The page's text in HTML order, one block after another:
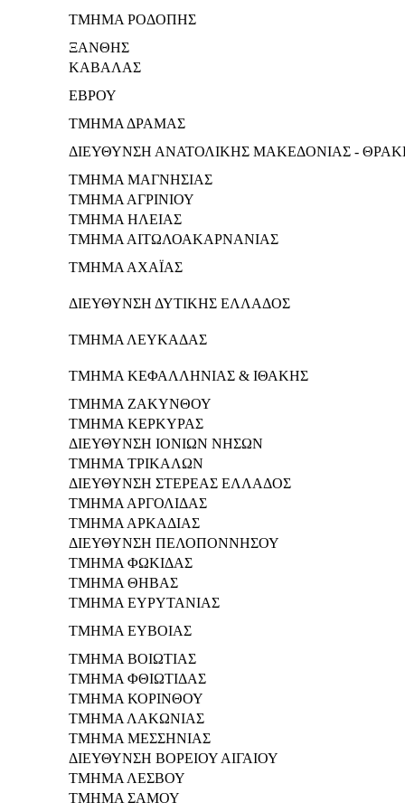
ΤΜΗΜΑ ΡΟΔΟΠΗΣ
ΞΑΝΘΗΣ
ΚΑΒΑΛΑΣ
ΕΒΡΟΥ
ΤΜΗΜΑ ΔΡΑΜΑΣ
ΔΙΕΥΘΥΝΣΗ ΑΝΑΤΟΛΙΚΗΣ ΜΑΚΕΔΟΝΙΑΣ -
ΤΜΗΜΑ ΜΑΓΝΗΣΙΑΣ
ΤΜΗΜΑ ΑΓΡΙΝΙΟΥ
ΤΜΗΜΑ ΗΛΕΙΑΣ
ΤΜΗΜΑ ΑΙΤΩΛΟΑΚΑΡΝΑΝΙΑΣ
ΤΜΗΜΑ ΑΧΑΪΑΣ
ΔΙΕΥΘΥΝΣΗ ΔΥΤΙΚΗΣ ΕΛΛΑΔΟΣ
ΤΜΗΜΑ ΛΕΥΚΑΔΑΣ
ΤΜΗΜΑ ΚΕΦΑΛΛΗΝΙΑΣ & ΙΘΑΚΗΣ
ΤΜΗΜΑ ΖΑΚΥΝΘΟΥ
ΤΜΗΜΑ ΚΕΡΚΥΡΑΣ
ΔΙΕΥΘΥΝΣΗ ΙΟΝΙΩΝ ΝΗΣΩΝ
ΤΜΗΜΑ ΤΡΙΚΑΛΩΝ
ΔΙΕΥΘΥΝΣΗ ΣΤΕΡΕΑΣ ΕΛΛΑΔΟΣ
ΤΜΗΜΑ ΑΡΓΟΛΙΔΑΣ
ΤΜΗΜΑ ΑΡΚΑΔΙΑΣ
ΔΙΕΥΘΥΝΣΗ ΠΕΛΟΠΟΝΝΗΣΟΥ
ΤΜΗΜΑ ΦΩΚΙΔΑΣ
TΜΗΜΑ ΘΗΒΑΣ
ΤΜΗΜΑ ΕΥΡΥΤΑΝΙΑΣ
ΤΜΗΜΑ ΕΥΒΟΙΑΣ
ΤΜΗΜΑ ΒΟΙΩΤΙΑΣ
ΤΜΗΜΑ ΦΘΙΩΤΙΔΑΣ
ΤΜΗΜΑ ΚΟΡΙΝΘΟΥ
ΤΜΗΜΑ ΛΑΚΩΝΙΑΣ
ΤΜΗΜΑ ΜΕΣΣΗΝΙΑΣ
ΔΙΕΥΘΥΝΣΗ ΒΟΡΕΙΟΥ ΑΙΓΑΙΟΥ
ΤΜΗΜΑ ΛΕΣΒΟΥ
ΤΜΗΜΑ ΣΑΜΟΥ